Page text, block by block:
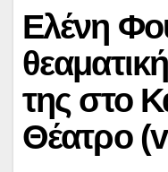
Ελένη
της στο
Θέατρο